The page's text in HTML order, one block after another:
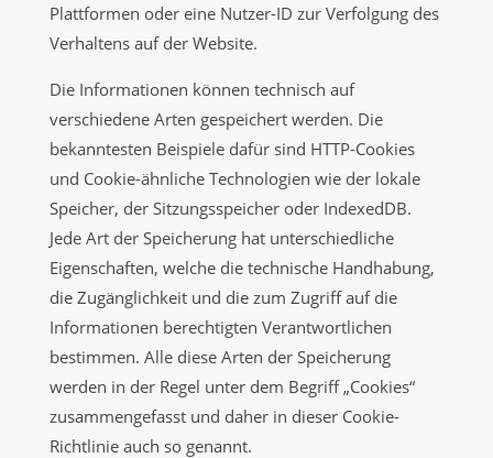
Plattformen oder eine Nutzer-ID zur Verfolgung des
Verhaltens auf der Website.
Die Informationen können technisch auf
verschiedene Arten gespeichert werden. Die
bekanntesten Beispiele dafür sind HTTP-Cookies
und Cookie-ähnliche Technologien wie der lokale
Speicher, der Sitzungsspeicher oder IndexedDB.
Jede Art der Speicherung hat unterschiedliche
Eigenschaften, welche die technische Handhabung,
die Zugänglichkeit und die zum Zugriff auf die
Informationen berechtigten Verantwortlichen
bestimmen. Alle diese Arten der Speicherung
werden in der Regel unter dem Begriff „Cookies“
zusammengefasst und daher in dieser Cookie-
Richtlinie auch so genannt.